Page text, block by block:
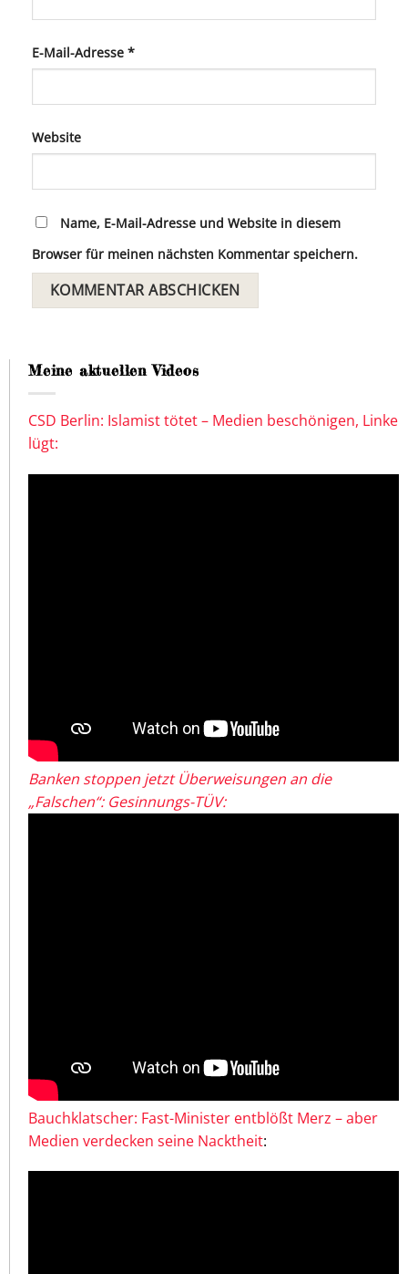
E-Mail-Adresse *
Website
Name, E-Mail-Adresse und Website in diesem
Browser für meinen nächsten Kommentar speichern.
Meine aktuellen Videos
CSD Berlin: Islamist tötet – Medien beschönigen, Linke
lügt:
Banken stoppen jetzt Überweisungen an die
„Falschen“: Gesinnungs-TÜV:
Bauchklatscher: Fast-Minister entblößt Merz – aber
Medien verdecken seine Nacktheit: